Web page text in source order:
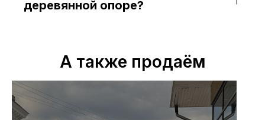
деревянной опоре?
А также продаём